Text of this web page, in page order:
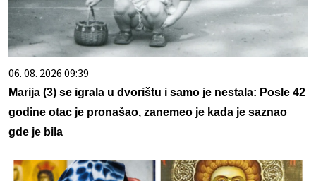
06. 08. 2026 09:39
Marija (3) se igrala u dvorištu i samo je nestala: Posle 42
godine otac je pronašao, zanemeo je kada je saznao
gde je bila